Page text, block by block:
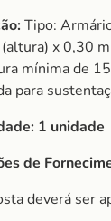
Tipo:
x 0,30
mínima de
para
1 unidade
de
deverá ser